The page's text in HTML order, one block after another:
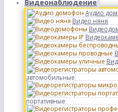
Видеонаблюдение
Аудио
Видео няня
автомобильные
портативные